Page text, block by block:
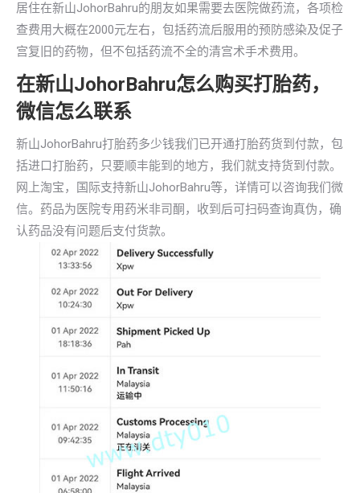
居住在新山JohorBahru的朋友如果需要去医院做药流，各项检
查费用大概在2000元左右，包括药流后服用的预防感染及促子
宫复旧的药物，但不包括药流不全的清宫术手术费用。
在新山JohorBahru怎么购买打胎药，
微信怎么联系
新山JohorBahru打胎药多少钱我们已开通打胎药货到付款，包
括进口打胎药，只要顺丰能到的地方，我们就支持货到付款。
网上淘宝，国际支持新山JohorBahru等，详情可以咨询我们微
信。药品为医院专用药米非司酮，收到后可扫码查询真伪，确
认药品没有问题后支付货款。